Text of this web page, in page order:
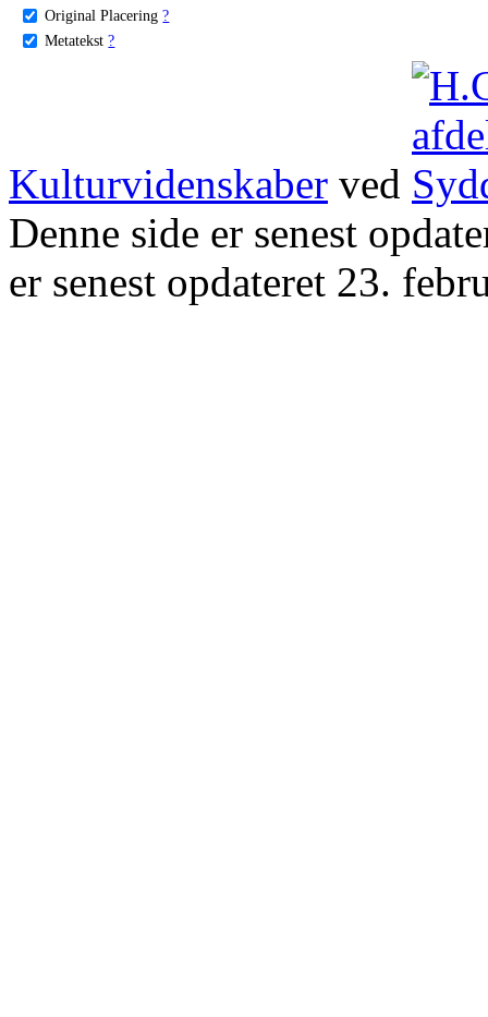
Original Placering ?
Metatekst ?
Kulturvidenskaber ved
Denne side er senest
er senest opdateret 23.